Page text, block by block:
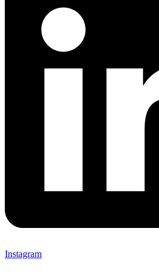
Instagram